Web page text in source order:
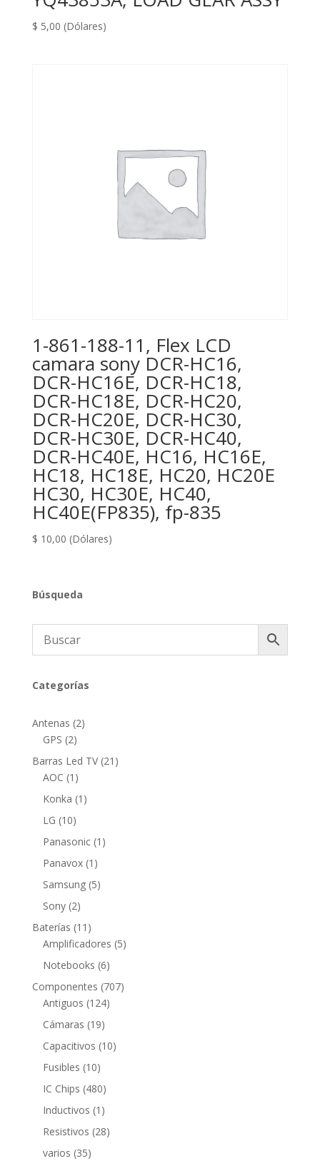
$ 5,00 (Dólares)
1-861-188-11, Flex LCD
camara sony DCR-HC16,
DCR-HC16E, DCR-HC18,
DCR-HC18E, DCR-HC20,
DCR-HC20E, DCR-HC30,
DCR-HC30E, DCR-HC40,
DCR-HC40E, HC16, HC16E,
HC18, HC18E, HC20, HC20E
HC30, HC30E, HC40,
HC40E(FP835), fp-835
$ 10,00 (Dólares)
Búsqueda
Categorías
Antenas 22
GPS 22
productos
Barras Led TV 21 21
AOC 1 1
producto
Konka 1 1
LG 1010
productos
Panasonic 1 1
Panavox 1 1
producto
Samsung 55
Sony 22
productos
Baterías 11 11
productos
Amplificadores 55
Notebooks 66
productos
Componentes 707707
Antiguos 124124
Cámaras 1919
productos
Capacitivos 1010
Fusibles 1010
productos
IC Chips 480480
productos
Inductivos 1 1
producto
Resistivos 2828
varios 3535